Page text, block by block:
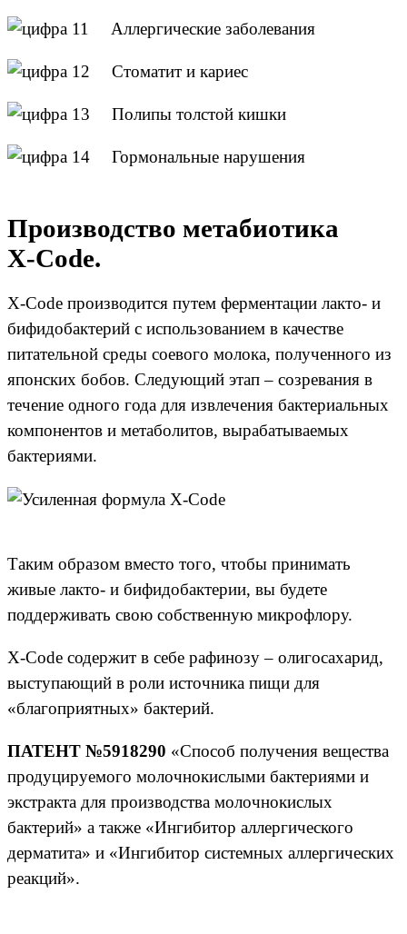
Аллергические заболевания
Стоматит и кариес
Полипы толстой кишки
Гормональные нарушения
Производство метабиотика
X‑Code.
X-Code производится путем ферментации лакто- и
бифидобактерий с использованием в качестве
питательной среды соевого молока, полученного из
японских бобов. Следующий этап – созревания в
течение одного года для извлечения бактериальных
компонентов и метаболитов, вырабатываемых
бактериями.
Таким образом вместо того, чтобы принимать
живые лакто- и бифидобактерии, вы будете
поддерживать свою собственную микрофлору.
X-Code содержит в себе рафинозу – олигосахарид,
выступающий в роли источника пищи для
«благоприятных» бактерий.
ПАТЕНТ №5918290 «Способ получения вещества
продуцируемого молочнокислыми бактериями и
экстракта для производства молочнокислых
бактерий» а также «Ингибитор аллергического
дерматита» и «Ингибитор системных аллергических
реакций».